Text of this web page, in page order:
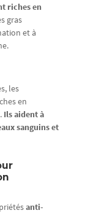
riches en
gras
et à
les
en
Ils aident à
sanguins et
anti-